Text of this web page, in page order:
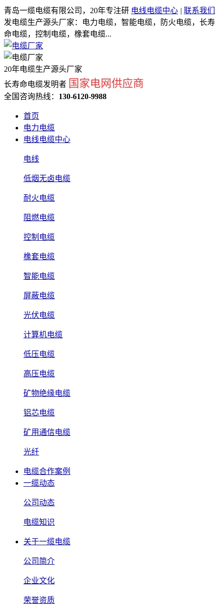
电线电缆中心 | 联系我们
青岛一缆电缆有限公司，20年专注研
发电缆生产源头厂家：电力电缆，智能电缆，防火电缆，长寿
命电缆，控制电缆，橡套电缆...
20年电缆生产源头厂家
长寿命电缆发明者 国家电网供应商
全国咨询热线： 130-6120-9988
首页
电力电缆
电线电缆中心
电线
低烟无卤电缆
耐火电缆
阻燃电缆
控制电缆
橡套电缆
智能电缆
屏蔽电缆
光伏电缆
计算机电缆
低压电缆
高压电缆
矿物绝缘电缆
铝芯电缆
矿用通信电缆
光纤
电缆合作案例
一缆动态
公司动态
电缆知识
关于一缆电缆
公司简介
企业文化
荣誉资质